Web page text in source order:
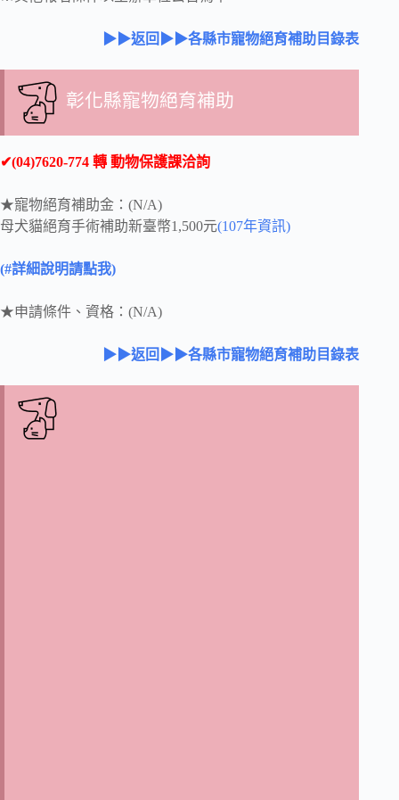
▶▶返回▶▶各縣市寵物絕育補助目錄表
彰化縣寵物絕育補助
✔(04)7620-774 轉 動物保護課洽詢
★寵物絕育補助金：(N/A)
母犬貓絕育手術補助新臺幣1,500元(107年資訊)
(#詳細說明請點我)
★申請條件、資格：(N/A)
▶▶返回▶▶各縣市寵物絕育補助目錄表